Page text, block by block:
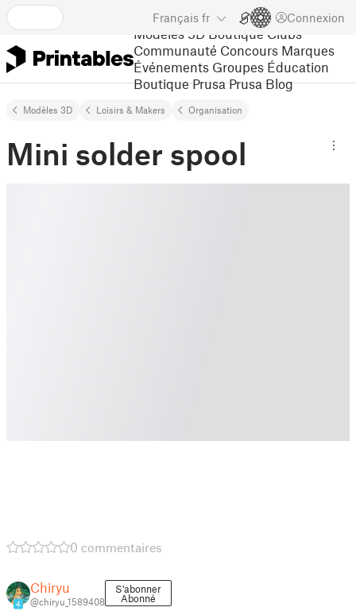
Français fr Connexion
Modèles 3D Boutique Clubs
Communauté Concours Marques
Événements Groupes Éducation
Boutique Prusa Prusa Blog
Modèles 3D Loisirs & Makers Organisation
Mini solder spool
0 commentaires
4
Chiryu
@chiryu_1589408
S'abonner
Abonné